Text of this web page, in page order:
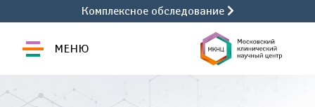
Комплексное обследование
МЕНЮ